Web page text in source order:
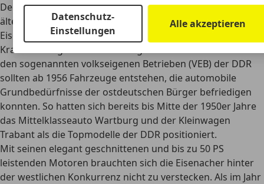
Deutschlands, und die Marke Wartburg war eine der
ältesten des Landes. Bereits im Jahr 1898 brachten die
Eisenacher mit demWartburg-Motorwagen ihr erstes
Kraftfahrzeug
den sogenannten volkseigenen Betrieben (VEB) der DDR
sollten ab 1956 Fahrzeuge entstehen, die automobile
Grundbedürfnisse der ostdeutschen Bürger befriedigen
konnten. So hatten sich bereits bis Mitte der 1950er Jahre
das Mittelklasseauto Wartburg und der Kleinwagen
Trabant als die Topmodelle der DDR positioniert.
Mit seinen elegant geschnittenen und bis zu 50 PS
leistenden Motoren brauchten sich die Eisenacher hinter
der westlichen Konkurrenz nicht zu verstecken. Als im Jahr
Datenschutz-
Einstellungen
Alle akzeptieren